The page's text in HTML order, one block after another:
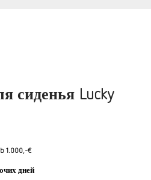
сиденья Lucky
1.000,-€
дней